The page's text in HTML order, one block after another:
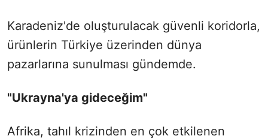
Karadeniz'de oluşturulacak güvenli koridorla,
ürünlerin Türkiye üzerinden dünya
pazarlarına sunulması gündemde.
"Ukrayna'ya gideceğim"
Afrika, tahıl krizinden en çok etkilenen